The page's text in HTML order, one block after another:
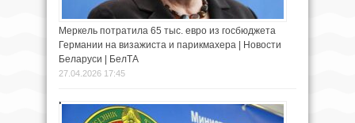
Меркель потратила 65 тыс. евро из госбюджета
Германии на визажиста и парикмахера | Новости
Беларуси | БелТА
27.04.2026 17:45